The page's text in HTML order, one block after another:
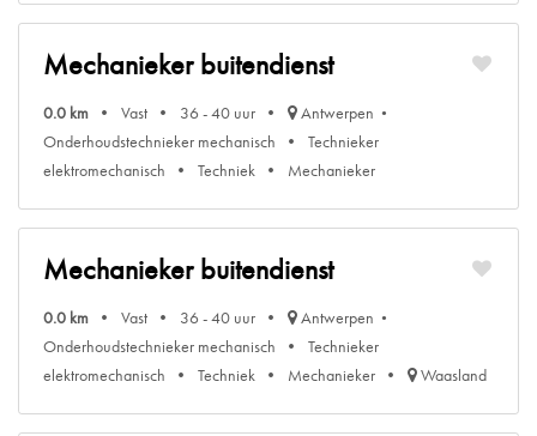
Mechanieker buitendienst
0.0 km Vast 36 - 40 uur
Antwerpen
Onderhoudstechnieker mechanisch
Technieker
elektromechanisch
Techniek Mechanieker
Mechanieker buitendienst
0.0 km Vast 36 - 40 uur
Antwerpen
Onderhoudstechnieker mechanisch
Technieker
elektromechanisch
Techniek Mechanieker Waasland